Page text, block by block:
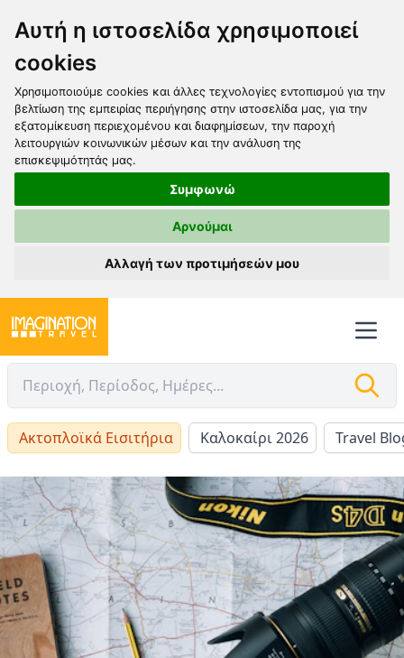
Αυτή η ιστοσελίδα χρησιμοποιεί
cookies
Χρησιμοποιούμε cookies και άλλες τεχνολογίες εντοπισμού για την
βελτίωση της εμπειρίας περιήγησης στην ιστοσελίδα μας, για την
εξατομίκευση περιεχομένου και διαφημίσεων, την παροχή
λειτουργιών κοινωνικών μέσων και την ανάλυση της
επισκεψιμότητάς μας.
Συμφωνώ
Αρνούμαι
Αλλαγή των προτιμήσεών μου
Ακτοπλοϊκά Εισιτήρια Καλοκαίρι 2026 Travel